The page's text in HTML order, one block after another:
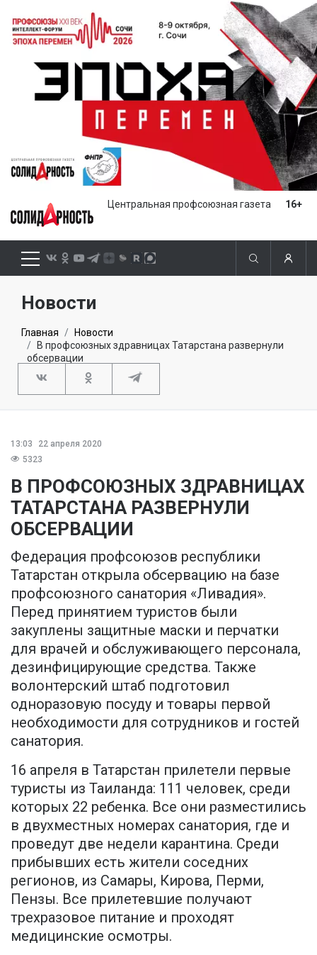
Центральная профсоюзная газета 16+
Новости
Главная
Новости
В профсоюзных здравницах Татарстана развернули
обсервации
13:03
22 апреля 2020
5323
В ПРОФСОЮЗНЫХ ЗДРАВНИЦАХ
ТАТАРСТАНА РАЗВЕРНУЛИ
ОБСЕРВАЦИИ
Федерация профсоюзов республики
Татарстан открыла обсервацию на базе
профсоюзного санатория «Ливадия».
Перед принятием туристов были
закуплены защитные маски и перчатки
для врачей и обслуживающего персонала,
дезинфицирующие средства. Также
волонтерский штаб подготовил
одноразовую посуду и товары первой
необходимости для сотрудников и гостей
санатория.
16 апреля в Татарстан прилетели первые
туристы из Таиланда: 111 человек, среди
которых 22 ребенка. Все они разместились
в двухместных номерах санатория, где и
проведут две недели карантина. Среди
прибывших есть жители соседних
регионов, из Самары, Кирова, Перми,
Пензы. Все прилетевшие получают
трехразовое питание и проходят
медицинские осмотры.